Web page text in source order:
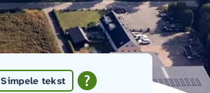
Simpele tekst